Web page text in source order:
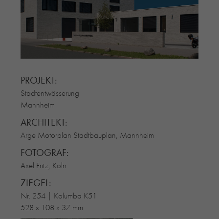
RE-USE-ZIEGEL
GLASUR-ZIEGEL
RE-USE-MÖRTEL
FASSADENPLANUNG (SCHWEIZ)
ÜBER UNS
BLOG
PROJEKT:
Stadtentwässerung
Mannheim
ARCHITEKT:
Arge Motorplan Stadtbauplan, Mannheim
FOTOGRAF:
Axel Fritz, Köln
ZIEGEL:
Nr. 254 | Kolumba K51
528 x 108 x 37 mm